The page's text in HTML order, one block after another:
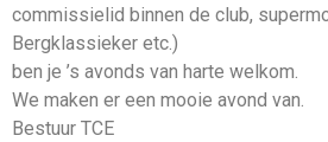
commissielid binnen de club,
Bergklassieker etc.)
ben je ’s avonds van harte welkom.
We maken er een mooie avond van.
Bestuur TCE